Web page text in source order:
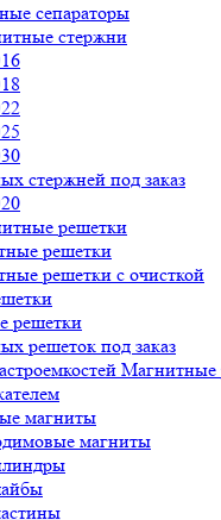
сепараторы
стержни
стержней под заказ
решетки
решетки
решетки с очисткой
решетки
решеток под заказ
Магнитные
магниты
магниты